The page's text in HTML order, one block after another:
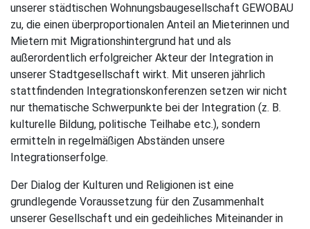
unserer städtischen Wohnungsbaugesellschaft GEWOBAU
zu, die einen überproportionalen Anteil an Mieterinnen und
Mietern mit Migrationshintergrund hat und als
außerordentlich erfolgreicher Akteur der Integration in
unserer Stadtgesellschaft wirkt. Mit unseren jährlich
stattfindenden Integrationskonferenzen setzen wir nicht
nur thematische Schwerpunkte bei der Integration (z. B.
kulturelle Bildung, politische Teilhabe etc.), sondern
ermitteln in regelmäßigen Abständen unsere
Integrationserfolge.
Der Dialog der Kulturen und Religionen ist eine
grundlegende Voraussetzung für den Zusammenhalt
unserer Gesellschaft und ein gedeihliches Miteinander in